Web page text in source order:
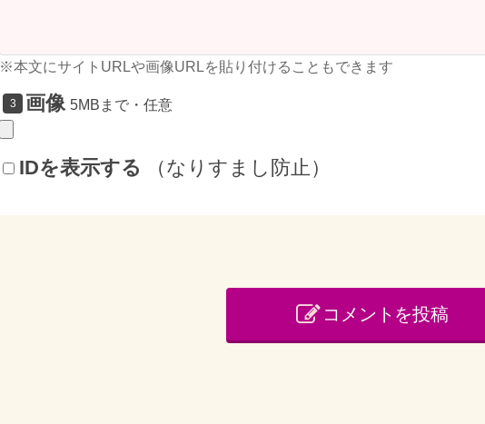
※本文にサイトURLや画像URLを貼り付けることもできます
画像 5MBまで・任意
IDを表示する （なりすまし防止）
コメントを投稿